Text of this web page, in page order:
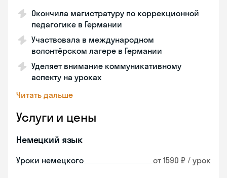
Окончила магистратуру по коррекционной
педагогике в Германии
Участвовала в международном
волонтёрском лагере в Германии
Уделяет внимание коммуникативному
аспекту на уроках
Читать дальше
Услуги и цены
Немецкий язык
Уроки немецкого от 1590 ₽ / урок